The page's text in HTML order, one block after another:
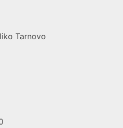
Tarnovo